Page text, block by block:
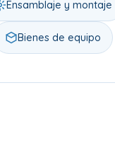
Ensamblaje y montaje
Bienes de equipo